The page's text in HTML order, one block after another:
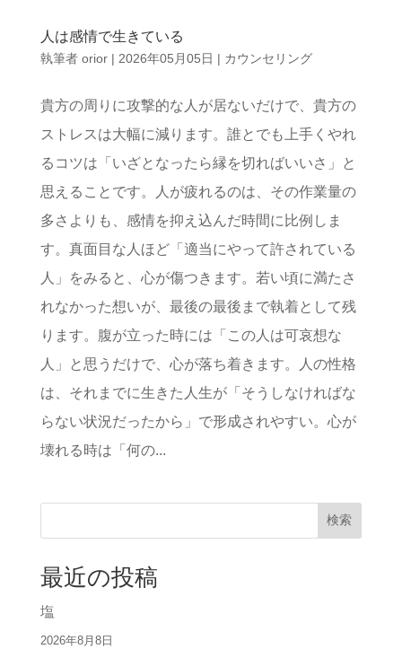
人は感情で生きている
執筆者 orior| 2026年05月05日 | カウンセリング
貴方の周りに攻撃的な人が居ないだけで、貴方の
ストレスは大幅に減ります。誰とでも上手くやれ
るコツは「いざとなったら縁を切ればいいさ」と
思えることです。人が疲れるのは、その作業量の
多さよりも、感情を抑え込んだ時間に比例しま
す。真面目な人ほど「適当にやって許されている
人」をみると、心が傷つきます。若い頃に満たさ
れなかった想いが、最後の最後まで執着として残
ります。腹が立った時には「この人は可哀想な
人」と思うだけで、心が落ち着きます。人の性格
は、それまでに生きた人生が「そうしなければな
らない状況だったから」で形成されやすい。心が
壊れる時は「何の...
検索
最近の投稿
塩
2026年8月8日